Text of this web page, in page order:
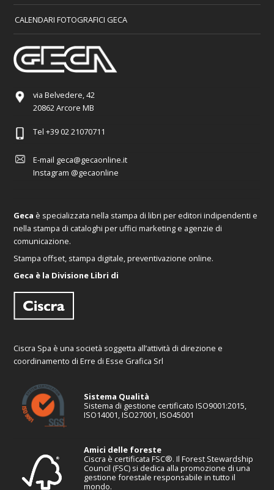
CALENDARI FOTOGRAFICI GECA
via Belvedere, 42
20862 Arcore MB
Tel +39 02 21070711
E-mail geca@gecaonline.it
Instagram @gecaonline
Geca è specializzata nella stampa di libri per editori indipendenti e
nella stampa di cataloghi per uffici marketing e agenzie di
comunicazione.
Stampa offset, stampa digitale, preventivazione online.
Geca è la Divisione Libri di
Ciscra Spa è una società soggetta all’attività di direzione e
coordinamento di Erre di Esse Grafica Srl
Sistema Qualità
Sistema di gestione certificato ISO9001:2015,
ISO14001, ISO27001, ISO45001
Amici delle foreste
Ciscra è certificata FSC®. Il Forest Stewardship
Council (FSC) si dedica alla promozione di una
gestione forestale responsabile in tutto il
mondo.